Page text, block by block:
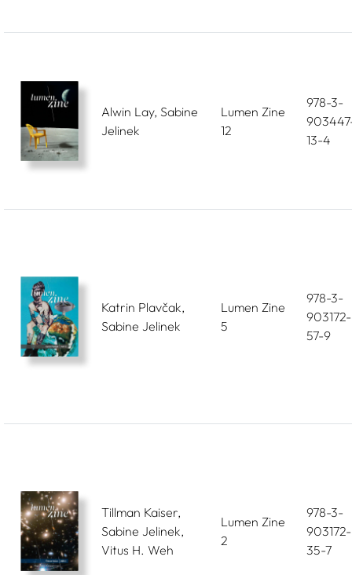
Alwin Lay, Sabine
Jelinek
Lumen Zine
12
978-3-
13-4
Katrin Plavčak,
Sabine Jelinek
Lumen Zine
5
978-3-
903172-
57-9
Tillman Kaiser,
Sabine Jelinek,
Vitus H. Weh
Lumen Zine
2
978-3-
903172-
35-7